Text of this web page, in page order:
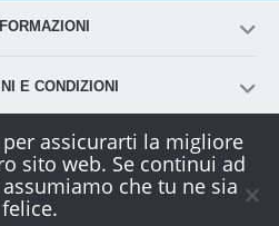
E CONDIZIONI
ACCOUNT
CLIENTI
assicurarti la migliore
sito web. Se continui ad
che tu ne sia
felice.